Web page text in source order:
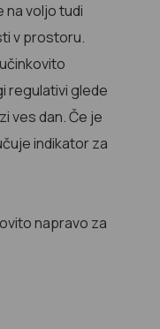
voljo tudi
v prostoru.
regulativi glede
ves dan. Če je
indikator za
napravo za